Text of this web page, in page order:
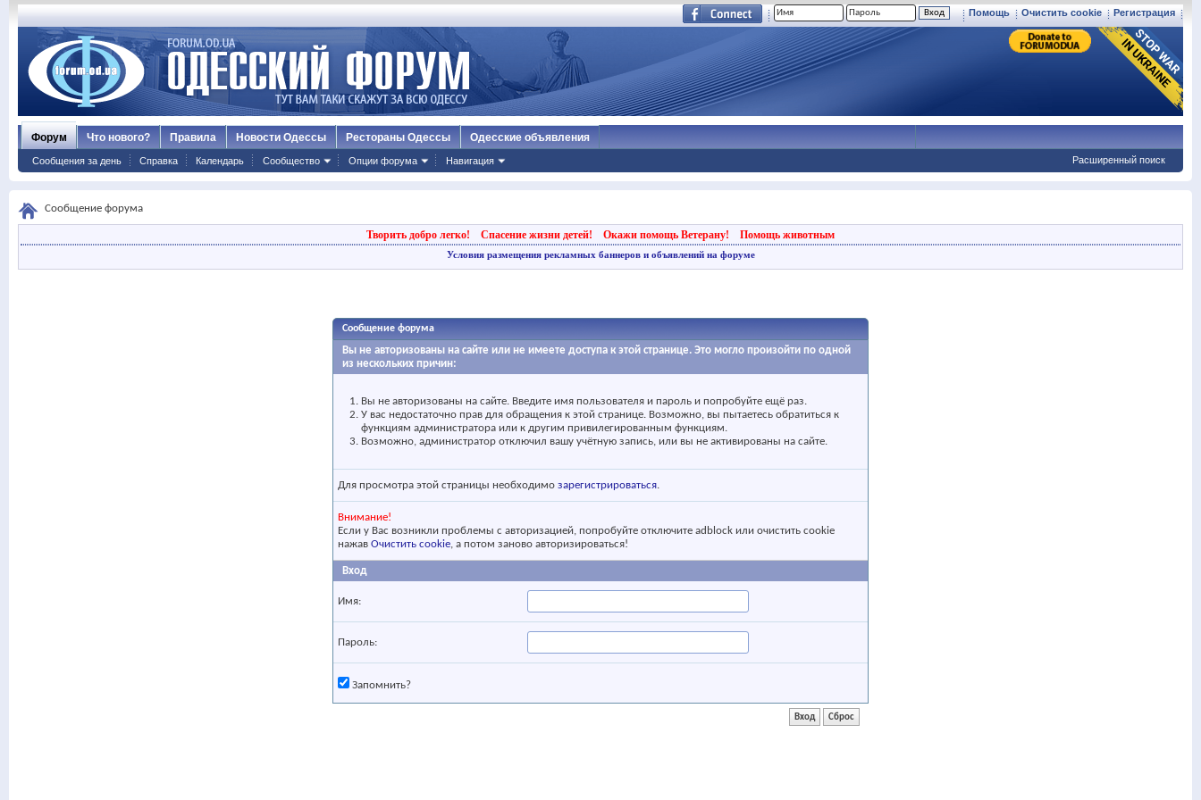
Регистрация
Очистить cookie
Помощь
Форум
Сообщения за день Справка Календарь Сообщество Опции форума Навигация
Что нового? Правила Новости Одессы Рестораны Одессы Одесские объявления
Расширенный поиск
Сообщение форума
Творить добро легко! Спасение жизни детей! Окажи помощь Ветерану! Помощь животным
Условия размещения рекламных баннеров и объявлений на форуме
Сообщение форума
Вы не авторизованы на сайте или не имеете доступа к этой странице. Это могло произойти по одной
из нескольких причин:
Вы не авторизованы на сайте. Введите имя пользователя и пароль и попробуйте ещё раз.
У вас недостаточно прав для обращения к этой странице. Возможно, вы пытаетесь обратиться к
функциям администратора или к другим привилегированным функциям.
Возможно, администратор отключил вашу учётную запись, или вы не активированы на сайте.
Для просмотра этой страницы необходимо зарегистрироваться.
Внимание!
Если у Вас возникли проблемы с авторизацией, попробуйте отключите adblock или очистить cookie
нажав Очистить cookie, а потом заново авторизироваться!
Вход
Имя:
Пароль:
Запомнить?